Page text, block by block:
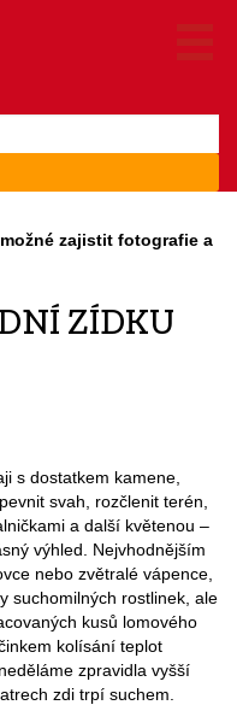
zajistit fotografie a
ZÍDKU
s dostatkem kamene,
svah, rozčlenit terén,
a další květenou –
výhled. Nejvhodnějším
nebo zvětralé vápence,
suchomilných rostlinek, ale
kusů lomového
kolísání teplot
zpravidla vyšší
zdi trpí suchem.